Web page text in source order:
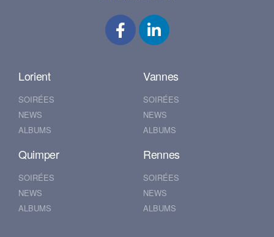
Lorient
SOIRÉES
NEWS
ALBUMS
Vannes
SOIRÉES
NEWS
ALBUMS
Quimper
SOIRÉES
NEWS
ALBUMS
Rennes
SOIRÉES
NEWS
ALBUMS